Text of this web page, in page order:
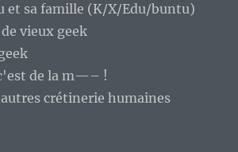
et sa famille (K/X/Edu/buntu)
vieux geek
de la m—– !
crétinerie humaines